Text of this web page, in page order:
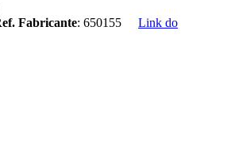
Fabricante: 650155
Link do